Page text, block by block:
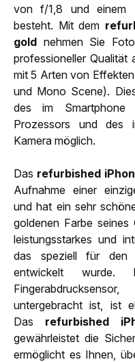
von f/1,8 und einem
besteht. Mit dem
gold nehmen Sie
professioneller Qualität
mit 5 Arten von
und Mono Scene).
des im Smartphone
Prozessors und des
Kamera möglich.
Das refurbished
Aufnahme einer
und hat ein sehr
goldenen Farbe
leistungsstarkes und
das speziell für den
entwickelt wurde.
untergebracht ist, ist
Das refurbished
gewährleistet die
ermöglicht es Ihnen,